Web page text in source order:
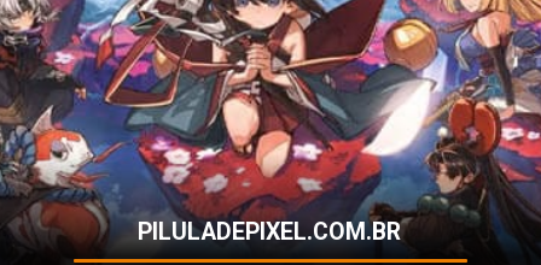
PILULADEPIXEL.COM.BR